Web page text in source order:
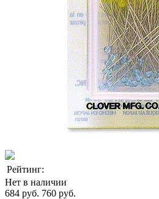
Рейтинг:
Нет в наличии
684 руб. 760 руб.